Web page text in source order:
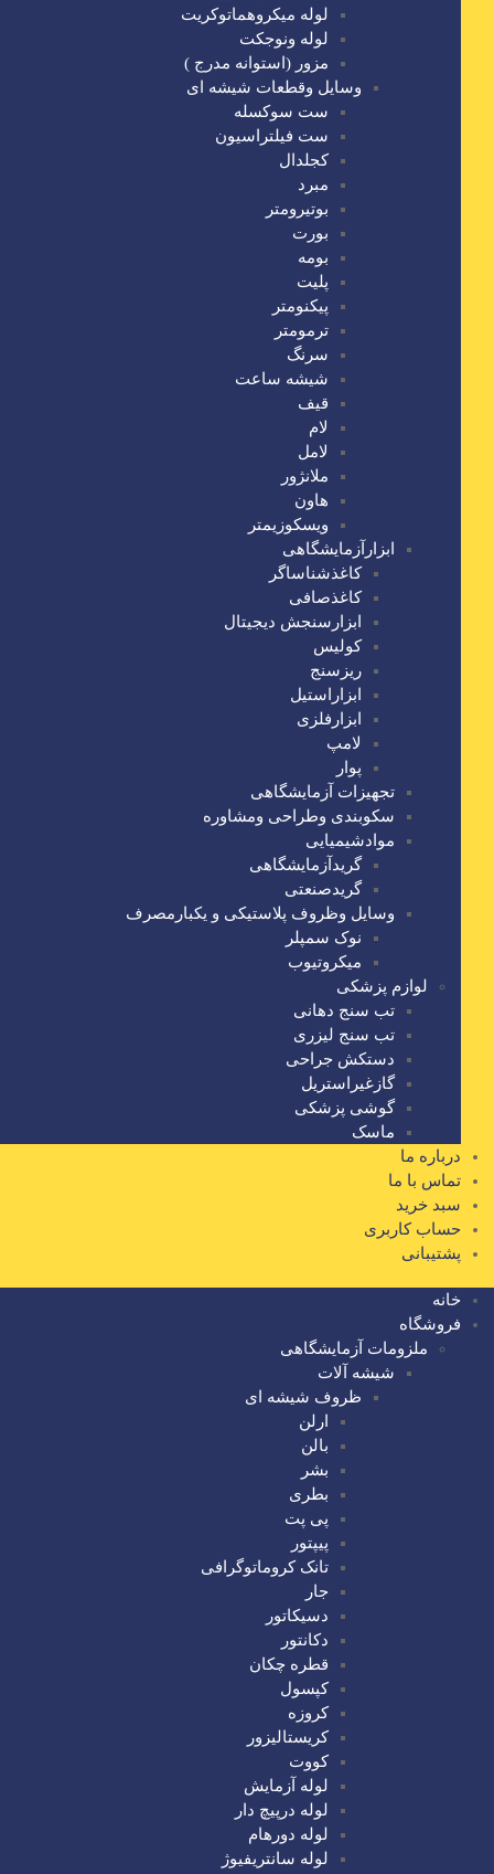
لوله میکروهماتوکریت
لوله ونوجکت
مزور (استوانه مدرج )
وسایل وقطعات شیشه ای
ست سوکسله
ست فیلتراسیون
کجلدال
مبرد
بوتیرومتر
بورت
بومه
پلیت
پیکنومتر
ترمومتر
سرنگ
شیشه ساعت
قیف
لام
لامل
ملانژور
هاون
ویسکوزیمتر
ابزارآزمایشگاهی
کاغذشناساگر
کاغذصافی
ابزارسنجش دیجیتال
کولیس
ریزسنج
ابزاراستیل
ابزارفلزی
لامپ
پوار
تجهیزات آزمایشگاهی
سکوبندی وطراحی ومشاوره
موادشیمیایی
گریدآزمایشگاهی
گریدصنعتی
وسایل وظروف پلاستیکی و یکبارمصرف
نوک سمپلر
میکروتیوب
لوازم پزشکی
تب سنج دهانی
تب سنج لیزری
دستکش جراحی
گازغیراستریل
گوشی پزشکی
ماسک
درباره ما
تماس با ما
سبد خرید
حساب کاربری
پشتیبانی
خانه
فروشگاه
ملزومات آزمایشگاهی
شیشه آلات
ظروف شیشه ای
ارلن
بالن
بشر
بطری
پی پت
پیپتور
تانک کروماتوگرافی
جار
دسیکاتور
دکانتور
قطره چکان
کپسول
کروزه
کریستالیزور
کووت
لوله آزمایش
لوله درپیچ دار
لوله دورهام
لوله سانتریفیوژ